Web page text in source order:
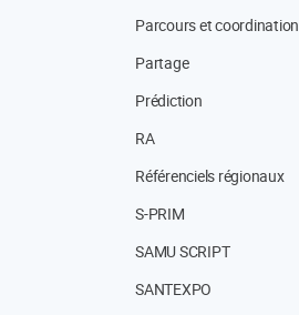
Parcours et coordination
Partage
Prédiction
RA
Référenciels régionaux
S-PRIM
SAMU SCRIPT
SANTEXPO